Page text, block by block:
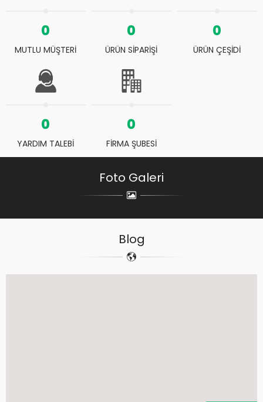
0
MUTLU MÜŞTERİ
0
ÜRÜN SİPARİŞİ
0
ÜRÜN ÇEŞİDİ
0
YARDIM TALEBİ
0
FİRMA ŞUBESİ
Foto Galeri
Blog